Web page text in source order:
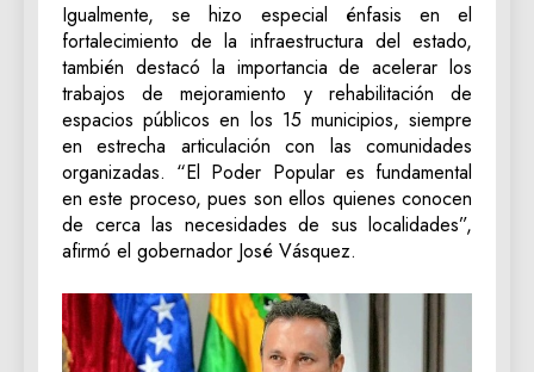
Igualmente, se hizo especial énfasis en el
fortalecimiento de la infraestructura del estado,
también destacó la importancia de acelerar los
trabajos de mejoramiento y rehabilitación de
espacios públicos en los 15 municipios, siempre
en estrecha articulación con las comunidades
organizadas. “El Poder Popular es fundamental
en este proceso, pues son ellos quienes conocen
de cerca las necesidades de sus localidades”,
afirmó el gobernador José Vásquez.